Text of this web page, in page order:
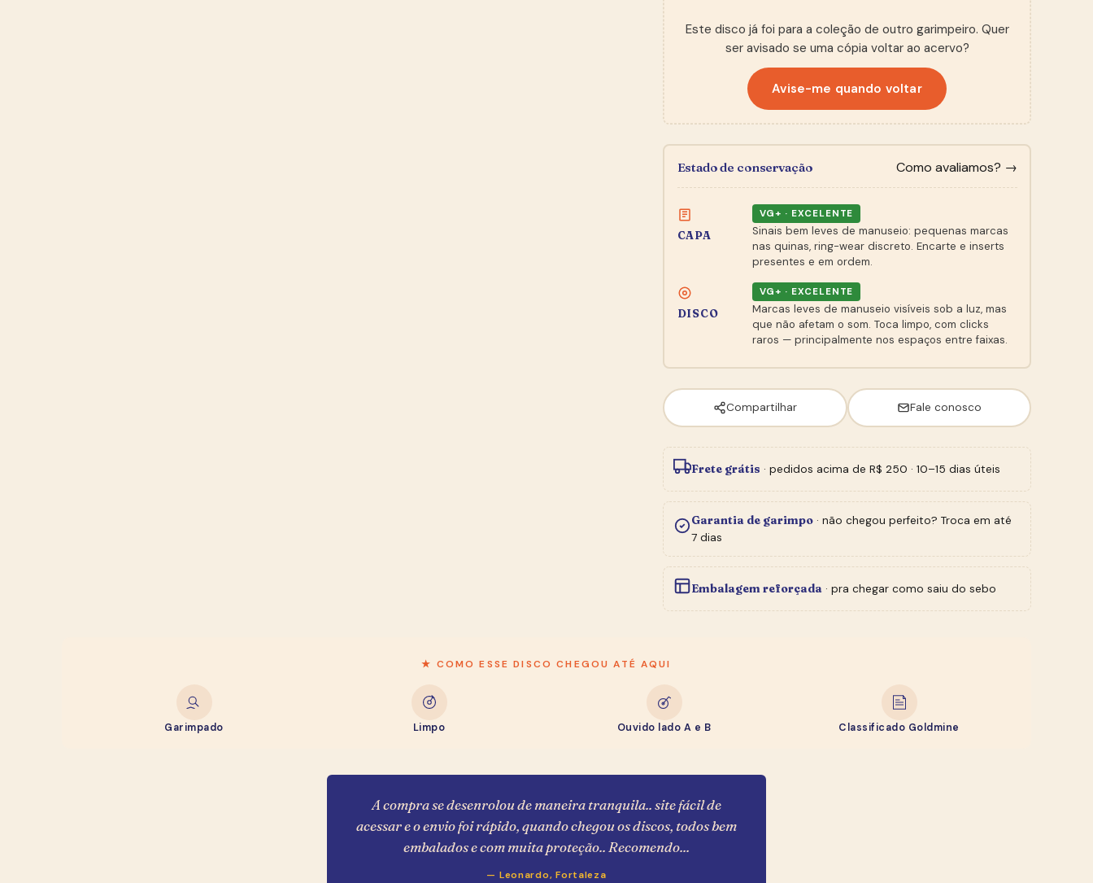
Este disco já foi para a coleção de outro garimpeiro. Quer
ser avisado se uma cópia voltar ao acervo?
Avise-me quando voltar
Estado de conservação Como avaliamos? →
CAPA
VG+ · EXCELENTE
Sinais bem leves de manuseio: pequenas marcas
nas quinas, ring-wear discreto. Encarte e inserts
presentes e em ordem.
DISCO
VG+ · EXCELENTE
Marcas leves de manuseio visíveis sob a luz, mas
que não afetam o som. Toca limpo, com clicks
raros — principalmente nos espaços entre faixas.
Compartilhar Fale conosco
Frete grátis · pedidos acima de R$ 250 · 10–15 dias úteis
Garantia de garimpo · não chegou perfeito? Troca em até
7 dias
Embalagem reforçada · pra chegar como saiu do sebo
★ COMO ESSE DISCO CHEGOU ATÉ AQUI
Garimpado Limpo Ouvido lado A e B Classificado Goldmine
A compra se desenrolou de maneira tranquila.. site fácil de
acessar e o envio foi rápido, quando chegou os discos, todos bem
embalados e com muita proteção.. Recomendo...
— Leonardo, Fortaleza
★ BOLETIM DO SEBO
Entre na
— toma como boas-vindas, garimpeiro.
Como você se chama?